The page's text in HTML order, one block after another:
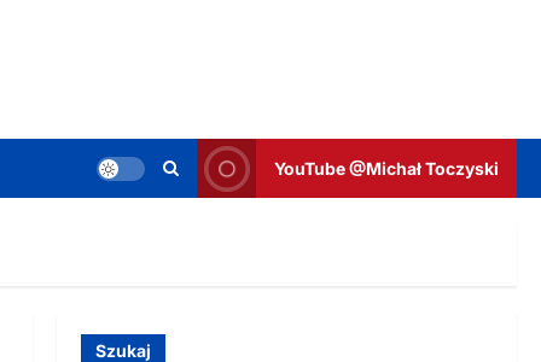
YouTube @Michał Toczyski
Szukaj